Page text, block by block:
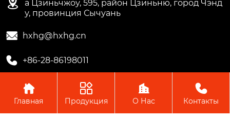

а Цзиньчжоу, 595, район Цзиньню, город Чэнд
у, провинция Сычуань
 hxhg@hxhg.cn
 +86-28-86198011
Copyright © ООО Чэнду Ичжи Технолоджи

Главная

Продукция

О Нас

Контакты
Пожалуйста, оставьте нам сообщение